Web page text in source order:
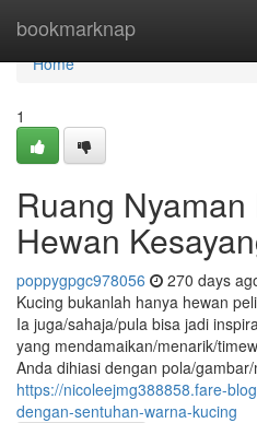
bookmarknap
Home
Home
1
Ruang
Hewan
poppygpgc978056 270 days
Kucing bukanlah hanya hewan
Ia juga/sahaja/pula bisa jadi
yang mendamaikan/menarik/
Anda dihiasi dengan pola/
https://nicoleejmg388858.fare-
dengan-sentuhan-warna-kucing